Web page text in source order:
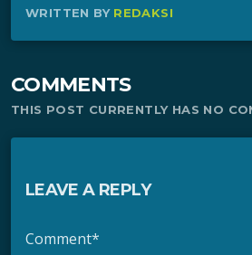
WRITTEN BY REDAKSI
COMMENTS
THIS POST CURRENTLY HAS NO
LEAVE A REPLY
Comment*